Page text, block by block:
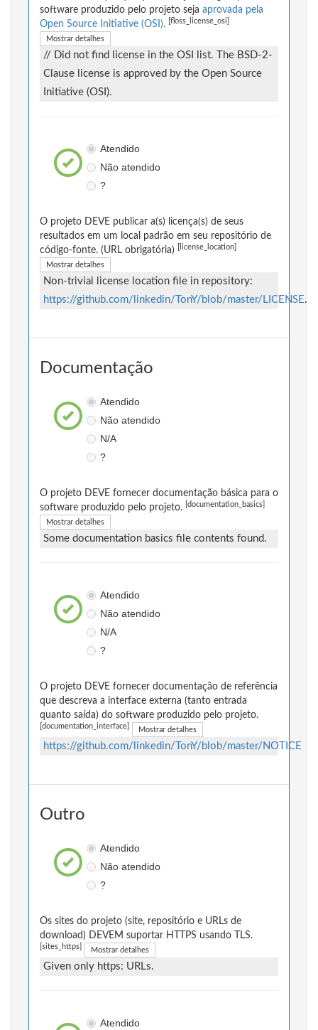
software produzido pelo projeto seja aprovada pela
Open Source Initiative (OSI).
[floss_license_osi]
Mostrar detalhes
// Did not find license in the OSI list. The BSD-2-
Clause license is approved by the Open Source
Initiative (OSI).
Atendido
Não atendido
?
O projeto DEVE publicar a(s) licença(s) de seus
resultados em um local padrão em seu repositório de
código-fonte. (URL obrigatória)
[license_location]
Mostrar detalhes
Non-trivial license location file in repository:
https://github.com/linkedin/TonY/blob/master/LICENSE.
Documentação
Atendido
Não atendido
N/A
?
O projeto DEVE fornecer documentação básica para o
software produzido pelo projeto.
[documentation_basics]
Mostrar detalhes
Some documentation basics file contents found.
Atendido
Não atendido
N/A
?
O projeto DEVE fornecer documentação de referência
que descreva a interface externa (tanto entrada
quanto saída) do software produzido pelo projeto.
[documentation_interface] Mostrar detalhes
https://github.com/linkedin/TonY/blob/master/NOTICE
Outro
Atendido
Não atendido
?
Os sites do projeto (site, repositório e URLs de
download) DEVEM suportar HTTPS usando TLS.
[sites_https] Mostrar detalhes
Given only https: URLs.
Atendido